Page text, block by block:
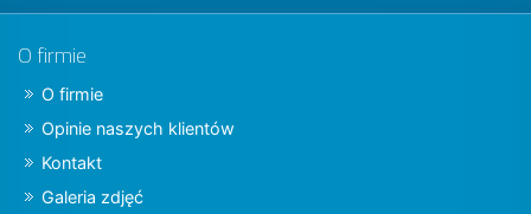
O firmie
O firmie
Opinie naszych klientów
Kontakt
Galeria zdjęć